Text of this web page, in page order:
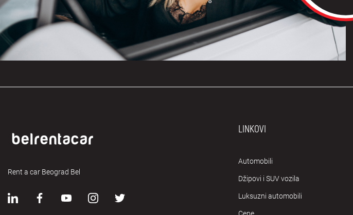
Rent a car Beograd Bel
LINKOVI
Automobili
Džipovi i SUV vozila
Luksuzni automobili